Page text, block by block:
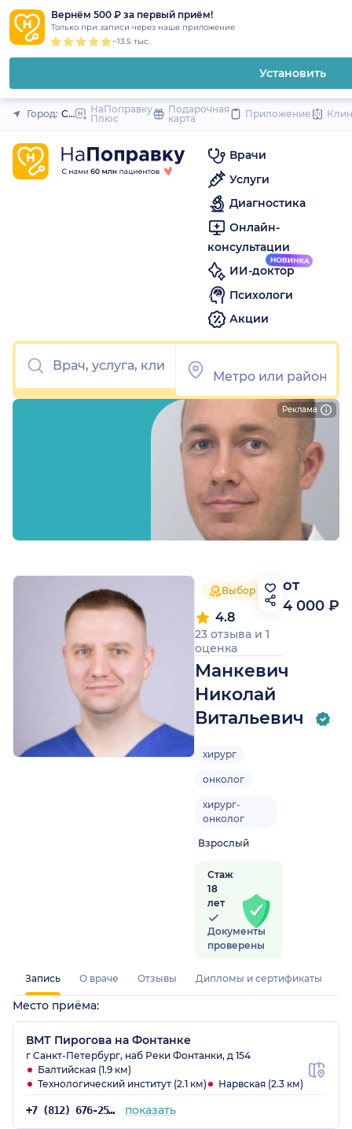
Вернём 500 ₽ за первый приём!
Только при записи через наше приложение
~13.5 тыс.
Установить
Закрыть
Город: Санкт-Петербург
НаПоправку
Плюс
Подарочная
карта
Приложение
Врачи
Услуги
Диагностика
Онлайн-
консультации
ИИ-доктор
Психологи
Акции
Выбор пациентов 2025
Манкевич
Николай
Витальевич
4.8
23 отзыва и 1
оценка
хирург
онколог
хирург-
онколог
Взрослый
Стаж
18
лет
Документы
проверены
от
4 000 ₽
Реклама
Запись О враче Отзывы Дипломы и сертификаты
Место приёма:
ВМТ Пирогова на Фонтанке
г Санкт-Петербург, наб Реки Фонтанки, д 154
Балтийская (1.9 км)
Технологический институт (2.1 км)
Нарвская (2.3 км)
+7 (812) 676-25-25 показать